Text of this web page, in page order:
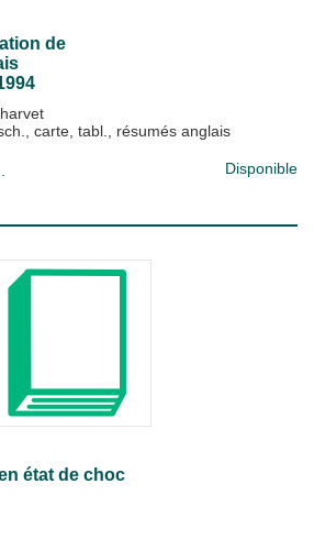
de
carte, tabl., résumés anglais
Disponible
état de choc